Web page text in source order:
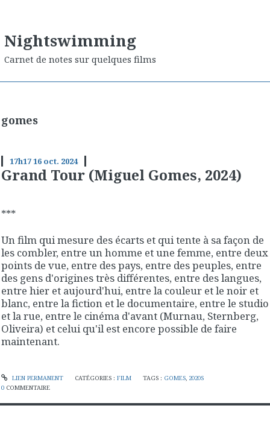
Nightswimming
Carnet de notes sur quelques films
gomes
17h1716 oct. 2024
Grand Tour (Miguel Gomes, 2024)
***
Un film qui mesure des écarts et qui tente à sa façon de
les combler, entre un homme et une femme, entre deux
points de vue, entre des pays, entre des peuples, entre
des gens d'origines très différentes, entre des langues,
entre hier et aujourd'hui, entre la couleur et le noir et
blanc, entre la fiction et le documentaire, entre le studio
et la rue, entre le cinéma d'avant (Murnau, Sternberg,
Oliveira) et celui qu'il est encore possible de faire
maintenant.
LIEN PERMANENT CATÉGORIES : FILM TAGS : GOMES, 2020S
0 COMMENTAIRE